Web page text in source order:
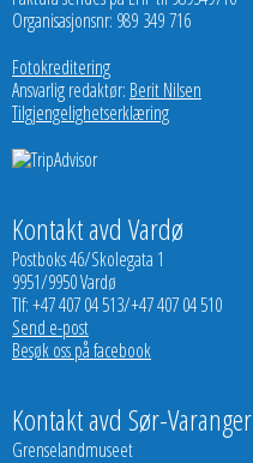
Organisasjonsnr: 989 349 716
Fotokreditering
Ansvarlig redaktør: Berit Nilsen
Tilgjengelighetserklæring
Kontakt avd Vardø
Postboks 46/Skolegata 1
9951/9950 Vardø
Tlf: +47 407 04 513/+47 407 04 510
Send e-post
Besøk oss på facebook
Kontakt avd Sør-Varanger
Grenselandmuseet